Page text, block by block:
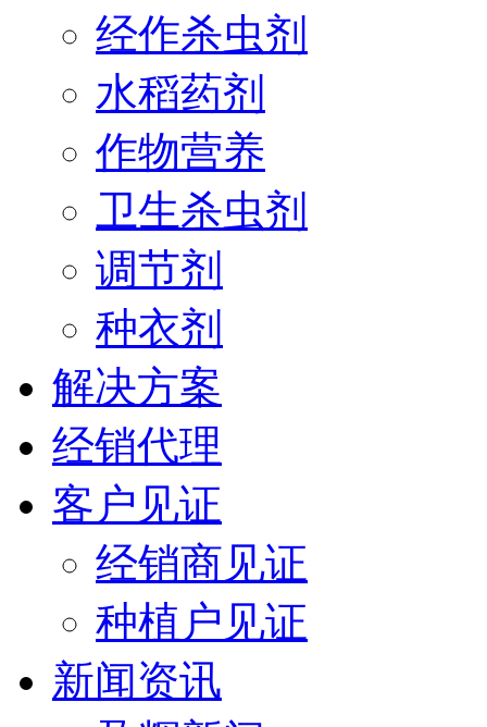
经作杀虫剂
水稻药剂
作物营养
卫生杀虫剂
调节剂
种衣剂
解决方案
经销代理
客户见证
经销商见证
种植户见证
新闻资讯